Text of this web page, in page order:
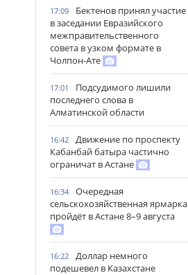
17:09
Бектенов принял участие
в заседании Евразийского
межправительственного
совета в узком формате в
Чолпон-Ате
17:01
Подсудимого лишили
последнего слова в
Алматинской области
16:42
Движение по проспекту
Кабанбай батыра частично
ограничат в Астане
16:34
Очередная
сельскохозяйственная ярмарка
пройдёт в Астане 8–9 августа
16:22
Доллар немного
подешевел в Казахстане